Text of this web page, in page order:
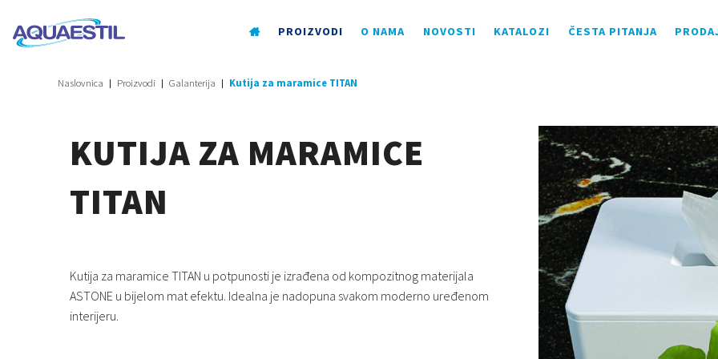
PROIZVODI O NAMA NOVOSTI KATALOZI ČESTA PITANJA
Naslovnica Proizvodi Galanterija Kutija za maramice TITAN
KUTIJA ZA MARAMICE
TITAN
Kutija za maramice TITAN u potpunosti je izrađena od kompozitnog materijala
ASTONE u bijelom mat efektu. Idealna je nadopuna svakom moderno uređenom
interijeru.